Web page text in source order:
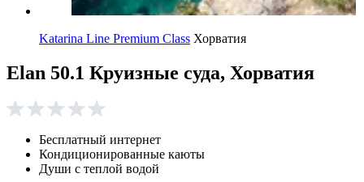
Katarina Line Premium Class Хорватия
Elan 50.1 Круизные суда, Хорватия
Бесплатный интернет
Кондиционированные каюты
Души с теплой водой